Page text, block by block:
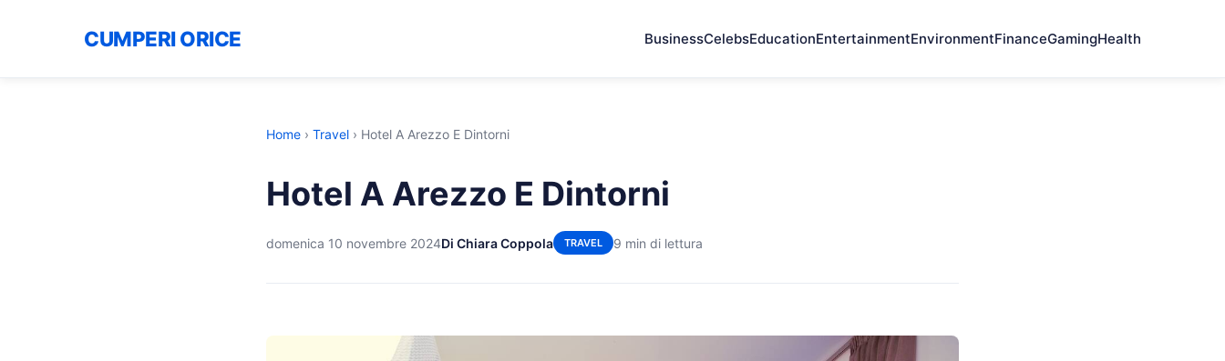
CUMPERI ORICE BusinessCelebsEducationEntertainmentEnvironmentFinanceGamingHealth
Home › Travel › Hotel A Arezzo E Dintorni
Hotel A Arezzo E Dintorni
domenica 10 novembre 2024Di Chiara Coppola TRAVEL 9 min di lettura